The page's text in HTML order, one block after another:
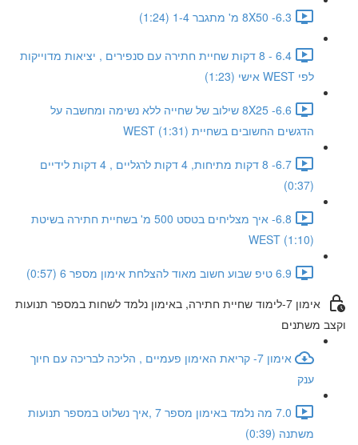
6.3- 8X50 מ' מתגבר 1-4 (1:24)
6.4 - 8 דקות שחיית חתירה עם סנפירים , יציאות מדוייקות
לפי WEST אישי (1:23)
6.6- 8X25 שילוב של שחייה ללא נשימה ומחשבה על
הדגשים החשובים בשחיית WEST (1:31)
6.7- 8 דקות מתיחות, 4 דקות לרגליים , 4 דקות לידיים
(0:37)
6.8- איך מצליחים בטסט 500 מ' בשחיית חתירה בשיטת
WEST (1:10)
6.9 טיפ שבוע חשוב מאוד להצלחת אימון מספר 6 (0:57)
אימון 7-לימוד שחיית חתירה, באימון נלמד לשחות במספר תנועות
וקצב משתנים
אימון 7- קריאת האימון פעמיים , הליכה לבריכה עם חיוך
ענק
7.0 מה נלמד באימון מספר 7 ,איך נשלוט במספר תנועות
משתנה (0:39)